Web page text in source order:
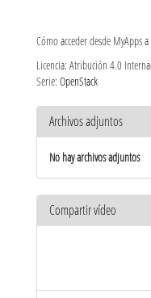
Cómo acceder desde MyApps
Licencia: Atribución 4.0
Serie: OpenStack
Archivos adjuntos
No hay archivos adjuntos
Compartir vídeo